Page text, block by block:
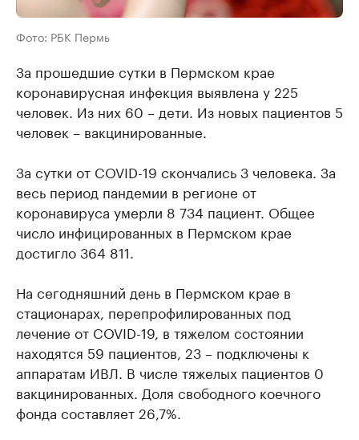
Фото: РБК Пермь
За прошедшие сутки в Пермском крае
коронавирусная инфекция выявлена у 225
человек. Из них 60 – дети. Из новых пациентов 5
человек – вакцинированные.
За сутки от COVID-19 скончались 3 человека. За
весь период пандемии в регионе от
коронавируса умерли 8 734 пациент. Общее
число инфицированных в Пермском крае
достигло 364 811.
На сегодняшний день в Пермском крае в
стационарах, перепрофилированных под
лечение от COVID-19, в тяжелом состоянии
находятся 59 пациентов, 23 – подключены к
аппаратам ИВЛ. В числе тяжелых пациентов 0
вакцинированных. Доля свободного коечного
фонда составляет 26,7%.